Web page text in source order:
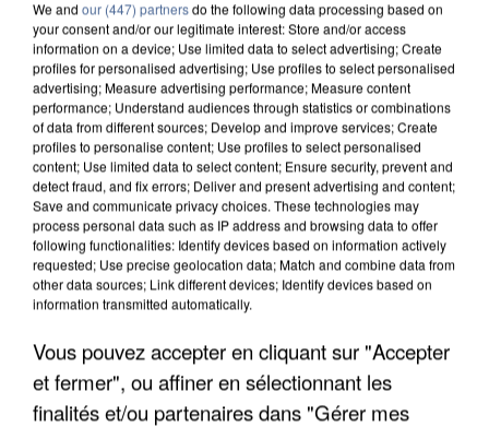
UNE TOURISTE DE L’OISE EMPORTÉE PAR UNE
COULÉE DE BOUE EN HAUTE-SAVOIE
We and our (447) partnersdo the following data processing based on
your consent and/or our legitimate interest: Store and/or access
information on a device; Use limited data to select advertising; Create
profiles for personalised advertising; Use profiles to select personalised
advertising; Measure advertising performance; Measure content
performance; Understand audiences through statistics or combinations
of data from different sources; Develop and improve services; Create
profiles to personalise content; Use profiles to select personalised
content; Use limited data to select content; Ensure security, prevent and
detect fraud, and fix errors; Deliver and present advertising and content;
Save and communicate privacy choices. These technologies may
process personal data such as IP address and browsing data to offer
following functionalities: Identify devices based on information actively
requested; Use precise geolocation data; Match and combine data from
other data sources; Link different devices; Identify devices based on
information transmitted automatically.
Vous pouvez accepter en cliquant sur "Accepter
et fermer", ou affiner en sélectionnant les
finalités et/ou partenaires dans "Gérer mes